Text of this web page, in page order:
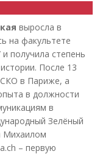
выросла в
на факультете
получила степень
После 13
в Париже, а
в должности
в
Зелёный
Михаилом
– первую